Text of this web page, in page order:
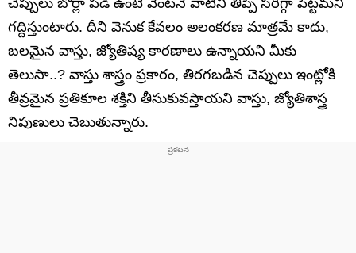
చెప్పులు బోర్లా పడి ఉంటే వెంటనే వాటిని తిప్పి సరిగ్గా పెట్టమని
గద్దిస్తుంటారు. దీని వెనుక కేవలం అలంకరణ మాత్రమే కాదు,
బలమైన వాస్తు, జ్యోతిష్య కారణాలు ఉన్నాయని మీకు
తెలుసా..? వాస్తు శాస్త్రం ప్రకారం, తిరగబడిన చెప్పులు ఇంట్లోకి
తీవ్రమైన ప్రతికూల శక్తిని తీసుకువస్తాయని వాస్తు, జ్యోతిశాస్త్ర
నిపుణులు చెబుతున్నారు.